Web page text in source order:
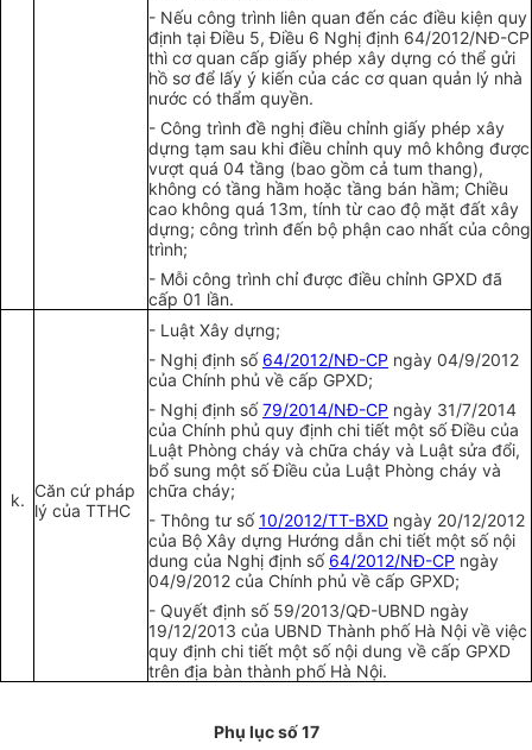
- Nếu công trình liên quan đến các điều kiện quy
định tại Điều 5, Điều 6 Nghị định 64/2012/NĐ-CP
thì cơ quan cấp giấy phép xây dựng có thể gửi
hồ sơ để lấy ý kiến của các cơ quan quản lý nhà
nước có thẩm quyền.
- Công trình đề nghị điều chỉnh giấy phép xây
dựng tạm sau khi điều chỉnh quy mô không được
vượt quá 04 tầng (bao gồm cả tum thang),
không có tầng hầm hoặc tầng bán hầm; Chiều
cao không quá 13m, tính từ cao độ mặt đất xây
dựng; công trình đến bộ phận cao nhất của công
trình;
- Mỗi công trình chỉđược điều chỉnh GPXD đã
cấp 01 lần.
k. Căn cứ pháp
lý của TTHC
- Luật Xây dựng;
- Nghị định số 64/2012/NĐ-CP ngày 04/9/2012
của Chính phủ về cấp GPXD;
- Nghị định số79/2014/NĐ-CP ngày 31/7/2014
của Chính phủ quy định chi tiết một số Điều của
Luật Phòng cháy và chữa cháy và Luật sửa đổi,
bổ sung một số Điều của Luật Phòng cháy và
chữa cháy;
- Thông tư số10/2012/TT-BXD ngày 20/12/2012
của Bộ Xây dựng Hướng dẫn chi tiết một số nội
dung của Nghị định số 64/2012/NĐ-CP ngày
04/9/2012 của Chính phủ về cấp GPXD;
- Quyết định số 59/2013/QĐ-UBND ngày
19/12/2013 của UBND Thành phố Hà Nội về việc
quy định chi tiết một số nội dung về cấp GPXD
trên địa bàn thành phố Hà Nội.
Phụ lục số17